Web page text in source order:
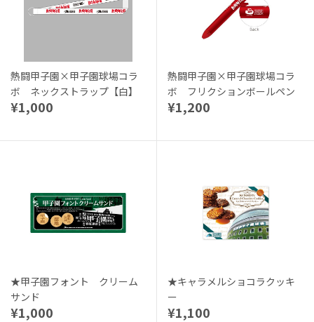
熱闘甲子園×甲子園球場コラ
ボ ネックストラップ【白】
¥1,000
熱闘甲子園×甲子園球場コラ
ボ フリクションボールペン
¥1,200
★甲子園フォント クリーム
サンド
¥1,000
★キャラメルショコラクッキ
ー
¥1,100